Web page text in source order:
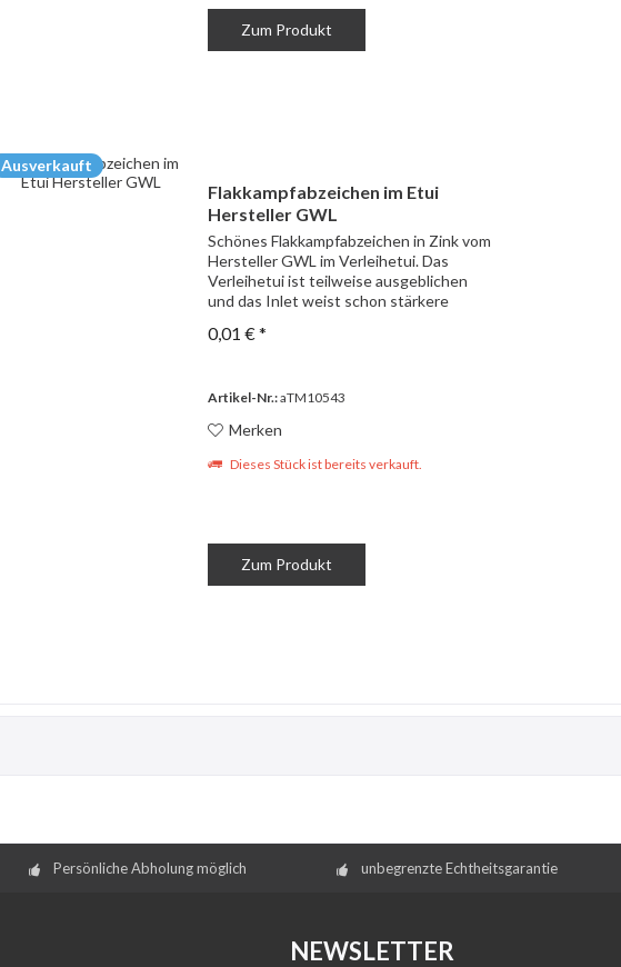
Zum Produkt
Ausverkauft
Flakkampfabzeichen im Etui
Hersteller GWL
Schönes Flakkampfabzeichen in Zink vom
Hersteller GWL im Verleihetui. Das
Verleihetui ist teilweise ausgeblichen
und das Inlet weist schon stärkere
0,01 € *
Artikel-Nr.:aTM10543
Merken
Dieses Stück ist bereits verkauft.
Zum Produkt
Persönliche Abholung möglich unbegrenzte Echtheitsgarantie
NEWSLETTER